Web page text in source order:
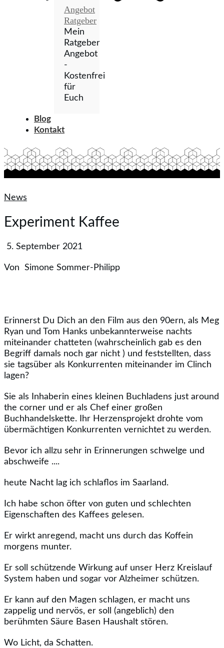
Angebot
Ratgeber
Mein
Ratgeber
Angebot
-
Kostenfrei
für
Euch
Blog
Kontakt
News
Experiment Kaffee
5. September 2021
Von Simone Sommer-Philipp
Erinnerst Du Dich an den Film aus den 90ern, als Meg
Ryan und Tom Hanks unbekannterweise nachts
miteinander chatteten (wahrscheinlich gab es den
Begriff damals noch gar nicht ) und feststellten, dass
sie tagsüber als Konkurrenten miteinander im Clinch
lagen?
Sie als Inhaberin eines kleinen Buchladens just around
the corner und er als Chef einer großen
Buchhandelskette. Ihr Herzensprojekt drohte vom
übermächtigen Konkurrenten vernichtet zu werden.
Bevor ich allzu sehr in Erinnerungen schwelge und
abschweife ....
heute Nacht lag ich schlaflos im Saarland.
Ich habe schon öfter von guten und schlechten
Eigenschaften des Kaffees gelesen.
Er wirkt anregend, macht uns durch das Koffein
morgens munter.
Er soll schützende Wirkung auf unser Herz Kreislauf
System haben und sogar vor Alzheimer schützen.
Er kann auf den Magen schlagen, er macht uns
zappelig und nervös, er soll (angeblich) den
berühmten Säure Basen Haushalt stören.
Wo Licht, da Schatten.